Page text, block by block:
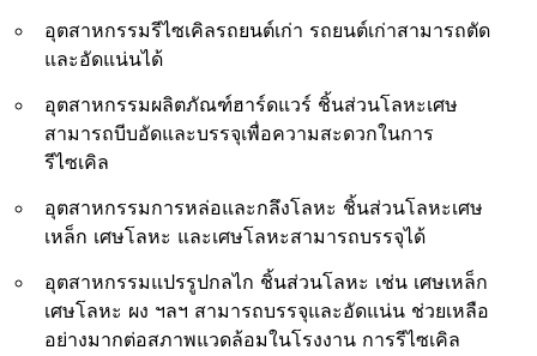
อุตสาหกรรมรีไซเคิลรถยนต์เก่า รถยนต์เก่าสามารถตัด
และอัดแน่นได้
อุตสาหกรรมผลิตภัณฑ์ฮาร์ดแวร์ ชิ้นส่วนโลหะเศษ
สามารถบีบอัดและบรรจุเพื่อความสะดวกในการ
รีไซเคิล
อุตสาหกรรมการหล่อและกลึงโลหะ ชิ้นส่วนโลหะเศษ
เหล็ก เศษโลหะ และเศษโลหะสามารถบรรจุได้
อุตสาหกรรมแปรรูปกลไก ชิ้นส่วนโลหะ เช่น เศษเหล็ก
เศษโลหะ ผง ฯลฯ สามารถบรรจุและอัดแน่น ช่วยเหลือ
อย่างมากต่อสภาพแวดล้อมในโรงงาน การรีไซเคิล